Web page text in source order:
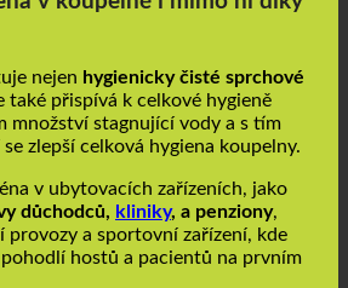
v koupelně i mimo ni díky
nejenhygienicky čisté sprchové
také přispívá k celkové hygieně
množství stagnující vody a s tím
v ubytovacích zařízeních, jako
důchodců,kliniky, a penziony,
provozy a sportovní zařízení, kde
hostů a pacientů na prvním